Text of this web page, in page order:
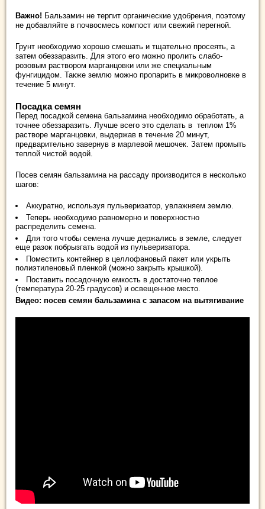
Важно! Бальзамин не терпит органические удобрения, поэтому
не добавляйте в почвосмесь компост или свежий перегной.
Грунт необходимо хорошо смешать и тщательно просеять, а
затем обеззаразить. Для этого его можно пролить слабо-
розовым раствором марганцовки или же специальным
фунгицидом. Также землю можно пропарить в микроволновке в
течение 5 минут.
Посадка семян
Перед посадкой семена бальзамина необходимо обработать, а
точнее обеззаразить. Лучше всего это сделать в теплом 1%
растворе марганцовки, выдержав в течение 20 минут,
предварительно завернув в марлевой мешочек. Затем промыть
теплой чистой водой.
Посев семян бальзамина на рассаду производится в несколько
шагов:
Аккуратно, используя пульверизатор, увлажняем землю.
Теперь необходимо равномерно и поверхностно
распределить семена.
Для того чтобы семена лучше держались в земле, следует
еще разок побрызгать водой из пульверизатора.
Поместить контейнер в целлофановый пакет или укрыть
полиэтиленовый пленкой (можно закрыть крышкой).
Поставить посадочную емкость в достаточно теплое
(температура 20-25 градусов) и освещенное место.
Видео: посев семян бальзамина с запасом на вытягивание